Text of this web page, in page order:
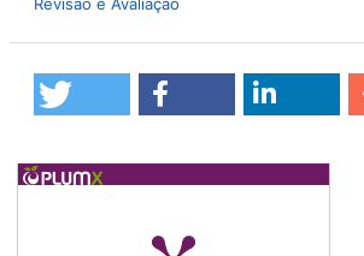
Revisão e Avaliação